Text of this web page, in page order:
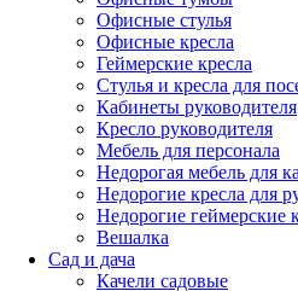
Офисные стулья
Офисные кресла
Геймерские кресла
Стулья и кресла для
Кабинеты руководителя
Кресло руководителя
Мебель для персонала
Недорогая мебель для
Недорогие кресла для
Недорогие геймерские
Вешалка
Сад и дача
Качели садовые